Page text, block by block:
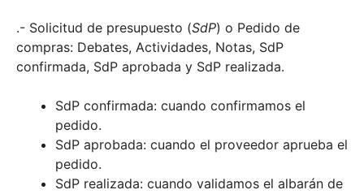
.- Solicitud de presupuesto (SdP) o Pedido de
compras: Debates, Actividades, Notas, SdP
confirmada, SdP aprobada y SdP realizada.
SdP confirmada: cuando confirmamos el
pedido.
SdP aprobada: cuando el proveedor aprueba el
pedido.
SdP realizada: cuando validamos el albarán de